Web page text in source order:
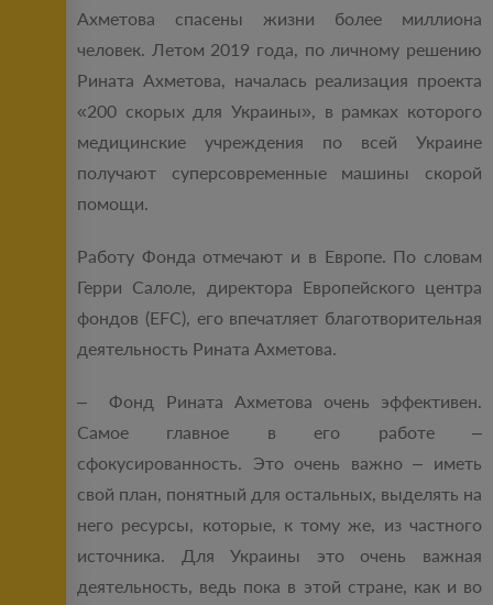
Ахметова спасены жизни более миллиона
человек. Летом 2019 года, по личному решению
Рината Ахметова, началась реализация проекта
«200 скорых для Украины», в рамках которого
медицинские учреждения по всей Украине
получают суперсовременные машины скорой
помощи.
Работу Фонда отмечают и в Европе. По словам
Герри Салоле, директора Европейского центра
фондов (EFC), его впечатляет благотворительная
деятельность Рината Ахметова.
– Фонд Рината Ахметова очень эффективен.
Самое главное в его работе –
сфокусированность. Это очень важно – иметь
свой план, понятный для остальных, выделять на
него ресурсы, которые, к тому же, из частного
источника. Для Украины это очень важная
деятельность, ведь пока в этой стране, как и во